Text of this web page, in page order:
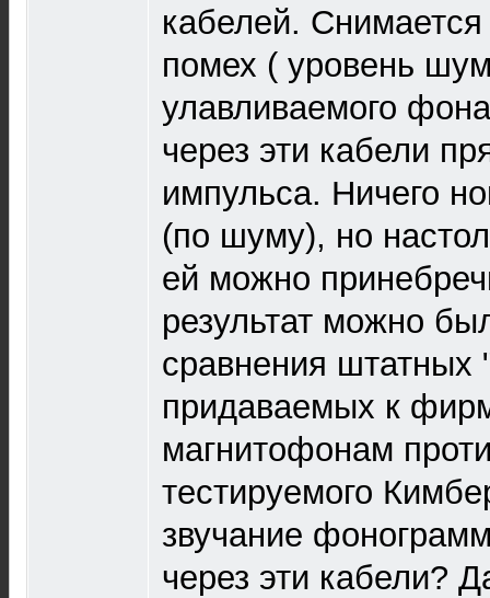
кабелей.
помех ( уровень
улавливаемого
через эти кабели
импульса. Ничего
(по шуму), но
ей можно
результат можно
сравнения штатных
придаваемых к
магнитофонам
тестируемого
звучание
через эти кабели?